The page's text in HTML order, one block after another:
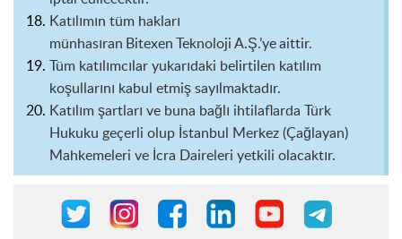
Katılımın tüm hakları
münhasıran BitexenTeknolojiA.Ş.’yeaittir.
Tüm katılımcılar yukarıdaki belirtilen katılım
koşullarını kabul etmiş sayılmaktadır.
Katılımşartları ve buna bağlı ihtilaflarda Türk
Hukuku geçerli olup İstanbul Merkez (Çağlayan)
Mahkemeleri ve İcra Daireleri yetkili olacaktır.